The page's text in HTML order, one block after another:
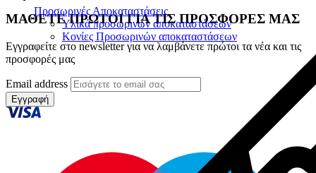
Προσωρινές Αποκαταστάσεις
Υλικά προσωρινών αποκαταστάσεων
Κονίες Προσωρινών αποκαταστάσεων
ΜΑΘΕΤΕ ΠΡΩΤΟΙ ΓΙΑ ΤΙΣ ΠΡΟΣΦΟΡΕΣ ΜΑΣ
Εγγραφείτε στο newsletter για να λαμβάνετε πρώτοι τα νέα και τις
προσφορές μας
Email address
Εγγραφή